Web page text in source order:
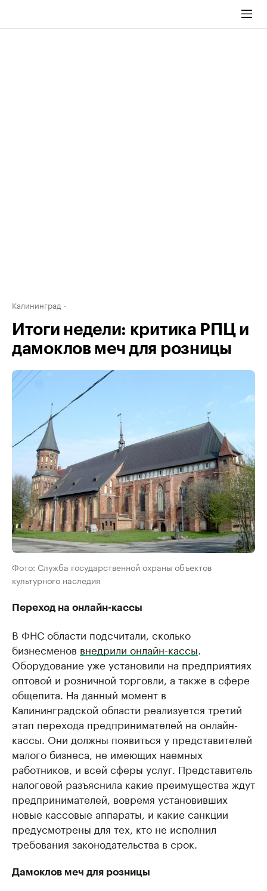
Калининград
Итоги недели: критика РПЦ и
дамоклов меч для розницы
Фото: Служба государственной охраны объектов
культурного наследия
Переход на онлайн-кассы
В ФНС области подсчитали, сколько
бизнесменов внедрили онлайн-кассы
Оборудование уже установили на предприятиях
оптовой и розничной торговли, а также в сфере
общепита. На данный момент в
Калининградской области реализуется третий
этап перехода предпринимателей на онлайн-
кассы. Они должны появиться у представителей
малого бизнеса, не имеющих наемных
работников, и всей сферы услуг. Представитель
налоговой разъяснила какие преимущества ждут
предпринимателей, вовремя установивших
новые кассовые аппараты, и какие санкции
предусмотрены для тех, кто не исполнил
требования законодательства в срок.
Дамоклов меч для розницы